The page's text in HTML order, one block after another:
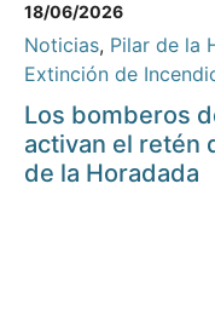
18/06/2026
Noticias, Pilar de la
Extinción de
Los bomberos
activan el retén
de la Horadada